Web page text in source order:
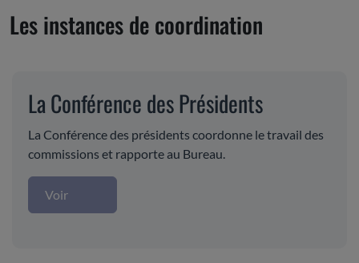
Les instances de coordination
La Conférence des Présidents
La Conférence des présidents coordonne le travail des
commissions et rapporte au Bureau.
Voir